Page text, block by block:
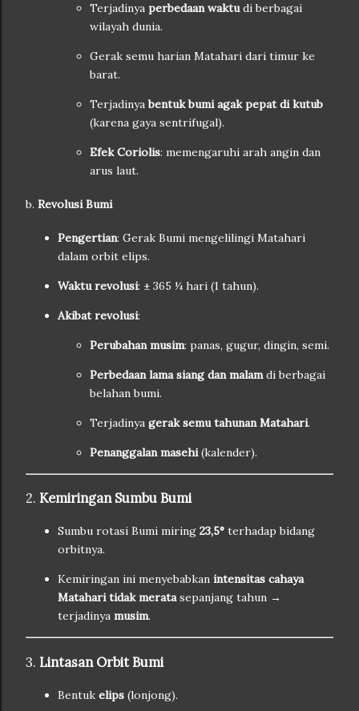
Terjadinya perbedaan waktudi berbagai
wilayah dunia.
Gerak semu harian Matahari dari timur ke
barat.
Terjadinyabentuk bumi agak pepat di kutub
(karena gaya sentrifugal).
Efek Coriolis: memengaruhi arah angin dan
arus laut.
b. Revolusi Bumi
Pengertian: Gerak Bumi mengelilingi Matahari
dalam orbit elips.
Waktu revolusi: ± 365 ¼ hari (1 tahun).
Akibat revolusi:
Perubahan musim: panas, gugur, dingin, semi.
Perbedaan lama siang dan malamdi berbagai
belahan bumi.
Terjadinya gerak semu tahunan Matahari.
Penanggalan masehi(kalender).
2. Kemiringan Sumbu Bumi
Sumbu rotasi Bumi miring 23,5° terhadap bidang
orbitnya.
Kemiringan ini menyebabkan intensitas cahaya
Matahari tidak meratasepanjang tahun →
terjadinya musim.
3. Lintasan Orbit Bumi
Bentuk elips (lonjong).